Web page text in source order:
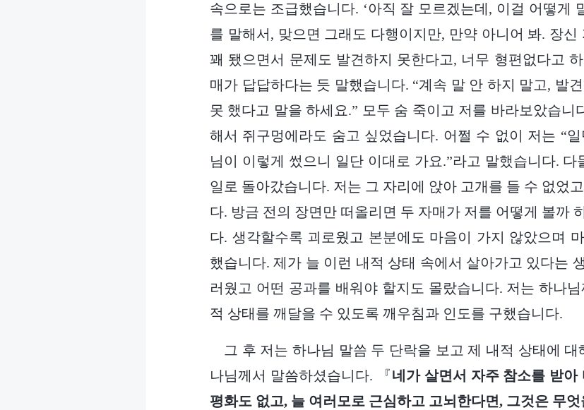
속으로는 조급했습니다. ‘아직 잘 모르겠는데, 이걸 어떻게
를 말해서, 맞으면 그래도 다행이지만, 만약 아니어 봐. 장신
꽤 됐으면서 문제도 발견하지 못한다고, 너무 형편없다고
매가 답답하다는 듯 말했습니다. “계속 말 안 하지 말고, 발
못 했다고 말을 하세요.” 모두 숨 죽이고 저를 바라보았습니
해서 쥐구멍에라도 숨고 싶었습니다. 어쩔 수 없이 저는 “
님이 이렇게 썼으니 일단 이대로 가요.”라고 말했습니다. 다
일로 돌아갔습니다. 저는 그 자리에 앉아 고개를 들 수 없었
다. 방금 전의 장면만 떠올리면 두 자매가 저를 어떻게 볼까
다. 생각할수록 괴로웠고 본분에도 마음이 가지 않았으며
했습니다. 제가 늘 이런 내적 상태 속에서 살아가고 있다는
러웠고 어떤 공과를 배워야 할지도 몰랐습니다. 저는 하나
적 상태를 깨달을 수 있도록 깨우침과 인도를 구했습니다.
그 후 저는 하나님 말씀 두 단락을 보고 제 내적 상태에
나님께서 말씀하셨습니다. 『네가 살면서 자주 참소를 받
평화도 없고, 늘 여러모로 근심하고 고뇌한다면, 그것은 무엇